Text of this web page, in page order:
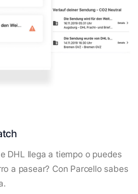
DHL llega a tiempo o puedes
a pasear? Con Parcello sabes